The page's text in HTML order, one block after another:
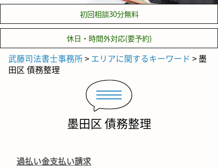
初回相談30分無料
休日・時間外対応(要予約)
武藤司法書士事務所> エリアに関するキーワード > 墨
田区 債務整理
墨田区 債務整理
過払い金支払い請求